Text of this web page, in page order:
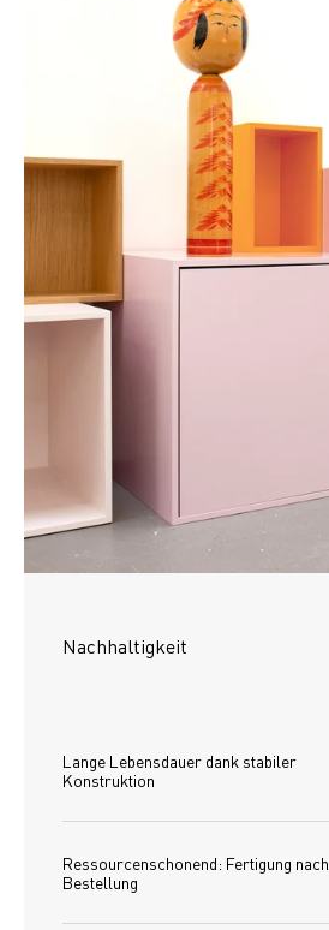
Nachhaltigkeit
Lange Lebensdauer dank stabiler
Konstruktion
Ressourcenschonend: Fertigung nach
Bestellung